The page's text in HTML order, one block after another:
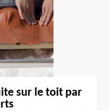
sur le toit par